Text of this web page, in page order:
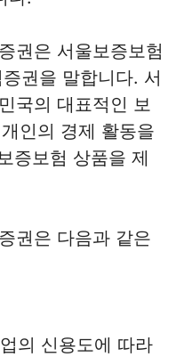
권은 서울보증보험
권을 말합니다. 서
국의 대표적인 보
인의 경제 활동을
증보험 상품을 제
권은 다음과 같은
의 신용도에 따라